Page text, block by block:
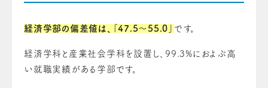
経済学部の偏差値は、「47.5〜55.0」 です。
経済学科と産業社会学科を設置し、99.3%におよぶ高
い就職実績がある学部です。